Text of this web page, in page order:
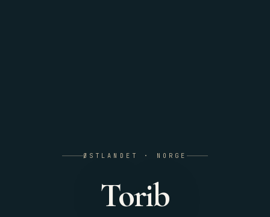
ØSTLANDET · NORGE
Torib